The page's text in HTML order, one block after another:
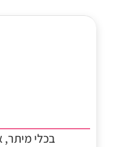
בכלי